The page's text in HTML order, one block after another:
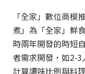
「全家」數位商模
煮」為「全家」鮮
時兩年開發的時短
者需求開發，如2-
計算調味比例與料